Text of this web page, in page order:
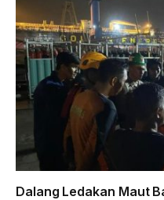
Dalang Ledakan Maut